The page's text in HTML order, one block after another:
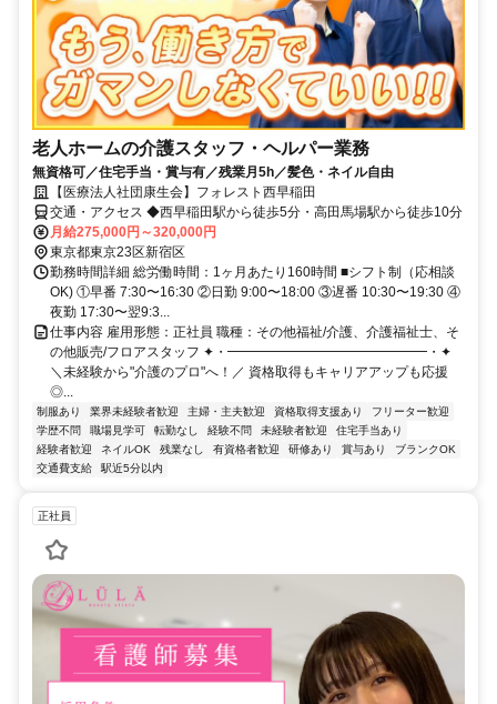
老人ホームの介護スタッフ・ヘルパー業務
無資格可／住宅手当・賞与有／残業月5h／髪色・ネイル自由
【医療法人社団康生会】フォレスト西早稲田
交通・アクセス ◆西早稲田駅から徒歩5分・高田馬場駅から徒歩10分
月給275,000円～320,000円
東京都東京23区新宿区
勤務時間詳細 総労働時間：1ヶ月あたり160時間 ■シフト制（応相談
OK) ①早番 7:30〜16:30 ②日勤 9:00〜18:00 ③遅番 10:30〜19:30 ④
夜勤 17:30〜翌9:3...
仕事内容 雇用形態：正社員 職種：その他福祉/介護、介護福祉士、そ
の他販売/フロアスタッフ ✦・━━━━━━━━━━━━━━━・✦
＼未経験から"介護のプロ"へ！／ 資格取得もキャリアアップも応援
◎...
制服あり 業界未経験者歓迎 主婦・主夫歓迎 資格取得支援あり
フリーター歓迎
学歴不問
職場見学可 転勤なし 経験不問 未経験者歓迎
住宅手当あり
経験者歓迎
ネイルOK 残業なし 有資格者歓迎 研修あり 賞与あり
ブランクOK
交通費支給
駅近5分以内
正社員